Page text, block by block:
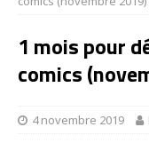
1 mois pour
comics
4 novembre 2019